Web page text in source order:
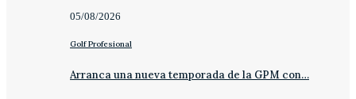
05/08/2026
Golf Profesional
Arranca una nueva temporada de la GPM con…